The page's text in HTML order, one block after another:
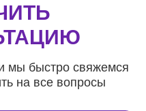
мы быстро свяжемся
на все вопросы